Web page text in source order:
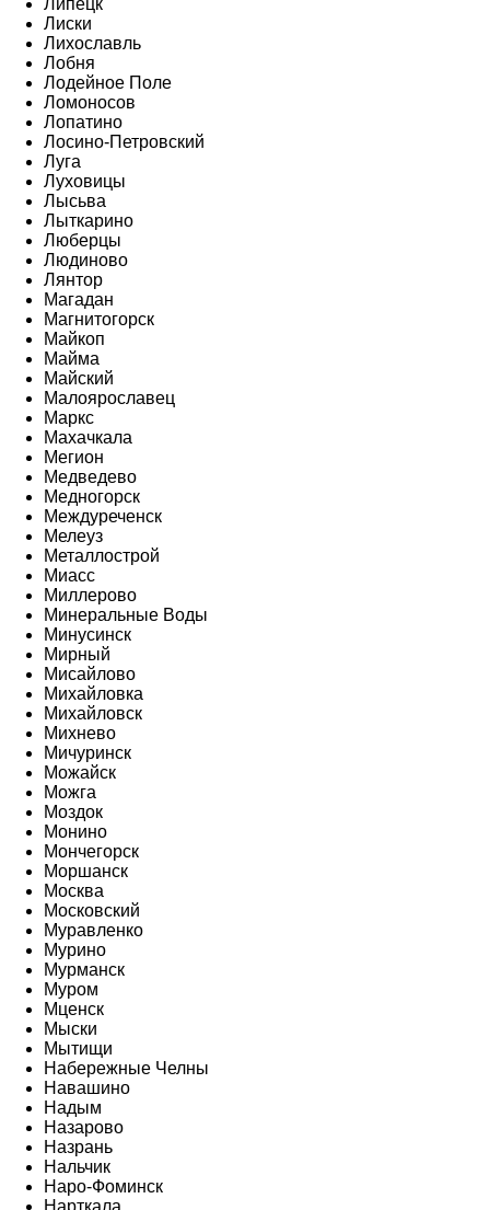
Липецк
Лиски
Лихославль
Лобня
Лодейное Поле
Ломоносов
Лопатино
Лосино-Петровский
Луга
Луховицы
Лысьва
Лыткарино
Люберцы
Людиново
Лянтор
Магадан
Магнитогорск
Майкоп
Майма
Майский
Малоярославец
Маркс
Махачкала
Мегион
Медведево
Медногорск
Междуреченск
Мелеуз
Металлострой
Миасс
Миллерово
Минеральные Воды
Минусинск
Мирный
Мисайлово
Михайловка
Михайловск
Михнево
Мичуринск
Можайск
Можга
Моздок
Монино
Мончегорск
Моршанск
Москва
Московский
Муравленко
Мурино
Мурманск
Муром
Мценск
Мыски
Мытищи
Набережные Челны
Навашино
Надым
Назарово
Назрань
Нальчик
Наро-Фоминск
Нарткала